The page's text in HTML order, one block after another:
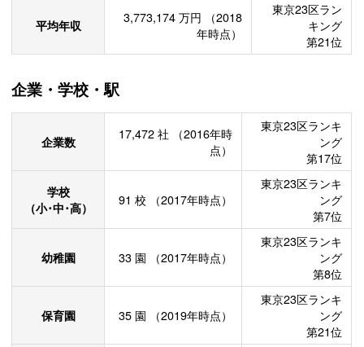
平均年収 3,773,174 万円
（2018
年時点）
東京23区ラン
キング
第21位
企業・学校・駅
企業数 17,472 社
（2016年時
点）
東京23区ランキ
ング
第17位
学校
（小･中･高）
91 校 （2017年時点）
東京23区ランキ
ング
第7位
幼稚園 33 園 （2017年時点）
東京23区ランキ
ング
第8位
保育園 35 園 （2019年時点）
東京23区ランキ
ング
第21位